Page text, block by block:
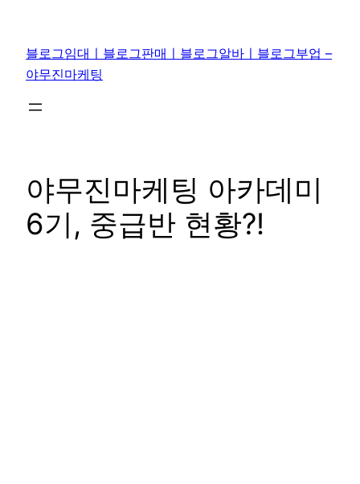
블로그임대ㅣ블로그판매ㅣ블로그알바ㅣ블로그부업 –
야무진마케팅
야무진마케팅 아카데미
6기, 중급반 현황?!